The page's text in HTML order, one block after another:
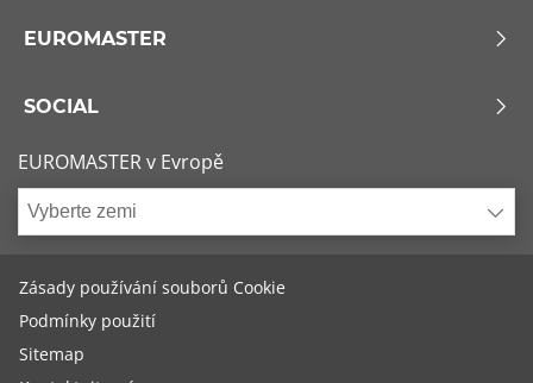
EUROMASTER
SOCIAL
EUROMASTER v Evropě
Vyberte zemi
Zásady používání souborů Cookie
Podmínky použití
Sitemap